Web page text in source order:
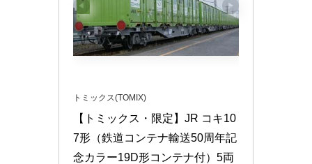
トミックス(TOMIX)
【トミックス・限定】JR コキ10
7形（鉄道コンテナ輸送50周年記
念カラー19D形コンテナ付）5両